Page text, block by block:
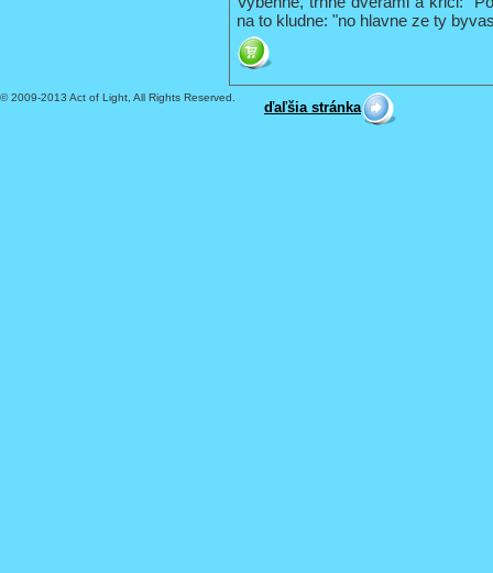
na to kludne: "no hlavne ze ty
ďaľšia stránka
© 2009-2013 Act of Light, All Rights Reserved.